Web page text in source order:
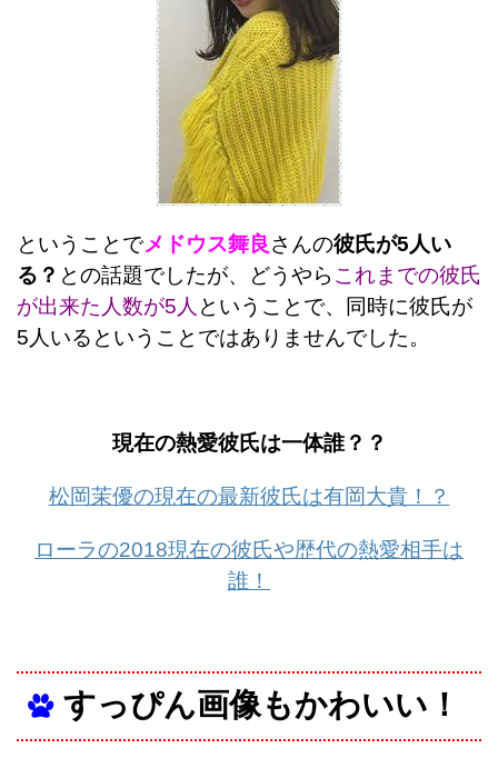
ということでメドウス舞良さんの彼氏が5人い
る？ との話題でしたが、どうやら これまでの彼氏
が出来た人数が5人 ということで、同時に彼氏が
5人いるということではありませんでした。
現在の熱愛彼氏は一体誰？？
松岡茉優の現在の最新彼氏は有岡大貴！？
ローラの2018現在の彼氏や歴代の熱愛相手は
誰！
すっぴん画像もかわいい！